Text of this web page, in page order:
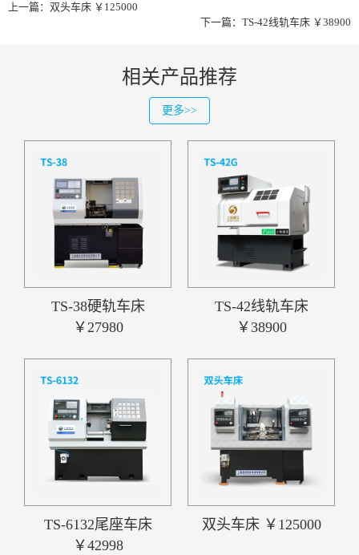
上一篇： 双头车床 ￥125000
下一篇： TS-42线轨车床 ￥38900
相关产品推荐
更多>>
TS-38硬轨车床
￥27980
TS-42线轨车床
￥38900
TS-6132尾座车床
￥42998
双头车床 ￥125000